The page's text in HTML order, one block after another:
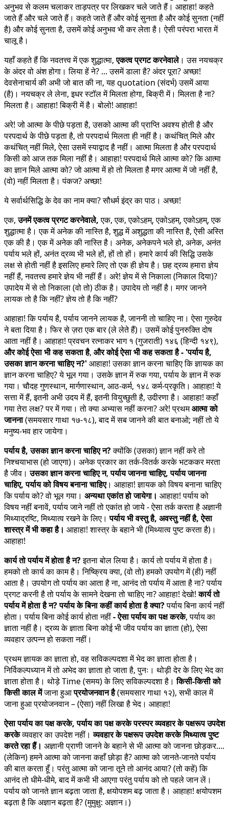
अनुभव से कलम चलाकर ताड़पत्र पर लिखकर चले जाते हैं। आहाहा! कहते
जाते हैं और चले जाते हैं। कहते जाते हैं और कोई सुनता है और कोई सुनता (नहीं
है) और कोई सुनता है, उसमें कोई अनुभव भी कर लेता है। ऐसी परंपरा भारत में
चालू है।
यहाँ कहते हैं कि नवतत्त्व में एक शुद्धात्मा,एकत्व प्रगट करनेवाले। उस नयचक्र
के अंदर वो अंश होगा। लिया हें ने? ... उसमें डाला है? अंदर पूरा? अच्छा!
देवसेनाचार्य की अभी जो बात की ना, यह quotation (संदर्भ) उसमें आया
(है)। नयचक्र ले लेना, इधर स्टॉल में मिलता होगा, बिक्री में। मिलता है ना?
मिलता है। आहाहा! बिक्री में है। बोलो! आहाहा!
अरे! जो आत्मा के पीछे पड़ता है, उसको आत्मा की प्राप्ति अवश्य होती है और
परपदार्थ के पीछे पड़ता है, तो परपदार्थ मिलता ही नहीं है। कथंचित् मिले और
कथंचित् नहीं मिले, ऐसा उसमें स्याद्वाद है नहीं। आत्मा मिलता है और परपदार्थ
किसी को आज तक मिला नहीं है। आहाहा! परपदार्थ मिले आत्मा को? कि आत्मा
का ज्ञान मिले आत्मा को? जो आत्मा में हो तो मिलता है मगर आत्मा में जो नहीं है,
(वो) नहीं मिलता है। पंकज? अच्छा!
ये सर्वार्थसिद्धि के देव का नाम क्या? सौधर्म इंद्र का पाठ। अच्छा!
एक,उनमें एकत्व प्रगट करनेवाले,एक, एक, एकोऽहम्, एकोऽहम्, एकोऽहम्, एक
शुद्धात्मा है। एक में अनेक की नास्ति है, शुद्ध में अशुद्धता की नास्ति है, ऐसी अस्ति
एक की है। एक में अनेक की नास्ति है। अनेक, अनेकपने भले हो, अनेक, अनंत
पर्याय भले हों, अनंत द्रव्य भी भले हों, हों तो हों। हमारे कार्य की सिद्धि उसके
लक्ष से होती नहीं है इसलिए हमारे लिए तो एक ही ज्ञेय है। छह द्रव्य हमारा ज्ञेय
नहीं हैं, नवतत्त्व हमारे ज्ञेय भी नहीं हैं। अरे! ज्ञेय में से निकाला (निकाल दिया)?
उपादेय में से तो निकाला (वो तो) ठीक है। उपादेय तो नहीं है। मगर जानने
लायक तो है कि नहीं? ज्ञेय तो है कि नहीं?
आहाहा! कि पर्याय है, पर्याय जानने लायक है, जाननी तो चाहिए ना। ऐसा गुरुदेव
ने बता दिया है। फिर से ज़रा एक बार (ले लेते हैं)। उसमें कोई पुनरुक्ति दोष
आता नहीं है। आहाहा! प्रवचन रत्नाकर भाग १ (गुजराती) १४६ (हिन्दी १४९),
और कोई ऐसा भी कह सकता है, और कोई ऐसा भी कह सकता है - 'पर्याय है,
उसका ज्ञान करना चाहिए न?'आहाहा! उसका ज्ञान करना चाहिए कि ज्ञायक का
ज्ञान करना चाहिए? ये भूल गया। उसके ज्ञान में रुक गया, पर्याय के ज्ञान में रुक
गया। चौदह गुणस्थान, मार्गणास्थान, आठ-कर्म, १४८ कर्म-प्रकृति। आहाहा! ये
सत्ता में हैं, इतनी अभी उदय में हैं, इतनी वियुच्छुती है, उदीरणा है। आहाहा! कहाँ
गया तेरा लक्ष? पर में गया। तो क्या अभ्यास नहीं करना? अरे! प्रथमआत्मा को
जानना(समयसार गाथा १७-१८), बाद में सब जानने की बात बनाओ; नहीं तो ये
मनुष्य-भव हार जायेगा।
पर्याय है, उसका ज्ञान करना चाहिए न?क्योंकि (उसका) ज्ञान नहीं करे तो
निश्चयाभास (हो जाएगा)। अनेक प्रकार का तर्क-वितर्क करके भटककर मरता
है जीव।उसका ज्ञान करना चाहिए न,पर्याय जानना चाहिए, पर्याय जानना
चाहिए, पर्याय को विषय बनाना चाहिए। आहाहा! ज्ञायक को विषय बनाना चाहिए
कि पर्याय को? वो भूल गया। अन्यथा एकांत हो जायेगा। आहाहा! पर्याय को
विषय नहीं बनावें, पर्याय जाने नहीं तो एकांत हो जाये - ऐसा तर्क करता है अज्ञानी
मिथ्याद्रष्टि, मिथ्यात्व रखने के लिए।पर्याय भी वस्तु है, अवस्तु नहीं है, ऐसा
शास्त्र में भी कहा है। आहाहा! शास्त्र के बहाने भी (मिथ्यात्व पुष्ट करता है)।
आहाहा!
कार्य तो पर्याय में होता है न?इतना बोल लिया है। कार्य तो पर्याय में होता है।
हमको तो कार्य का काम है। निष्क्रिय क्या, (वो तो) हमको उपयोग में (ही) नहीं
आता है। उपयोग तो पर्याय का आता है ना, आनंद तो पर्याय में आता है ना? पर्याय
प्रगट करनी है तो पर्याय के सामने देखना तो चाहिए ना? आहाहा! देखो!कार्य तो
पर्याय में होता है न? पर्याय के बिना कहीं कार्य होता है क्या?पर्याय बिना कार्य नहीं
होता। पर्याय बिना कोई कार्य होता नहीं- ऐसा पर्याय का पक्ष करके, पर्याय का
ज्ञाता नहीं है। द्रव्य के ज्ञाता बिना कोई भी जीव पर्याय का ज्ञाता (हो), ऐसा
व्यवहार उत्पन्न हो सकता नहीं।
प्रथम ज्ञायक का ज्ञाता हो, वह सविकल्पदशा में भेद का ज्ञाता होता है।
निर्विकल्पध्यान में तो अभेद का ज्ञाता हो जाता है, पुनः। थोड़ी देर के लिए भेद का
ज्ञाता होता है। थोड़े Time (समय) के लिए सविकल्पदशा है।किसी-किसी को
किसी काल मेंजाना हुआप्रयोजनवान है(समयसार गाथा १२), सभी काल में
जाना हुआ प्रयोजनवान – (ऐसा) नहीं लिखा है भेद। आहाहा!
ऐसा पर्याय का पक्ष करके, पर्याय का पक्ष करके परस्पर व्यवहार के पक्षरूप उपदेश
करकेव्यवहार का उपदेश नहीं।व्यवहार के पक्षरूपउपदेश करके मिथ्यात्व पुष्ट
करते रहा हैं। अज्ञानी प्राणी जानने के बहाने से भी आत्मा को जानना छोड़कर....
(लेकिन) हमने आत्मा को जानना कहाँ छोड़ा है? आत्मा को जानते-जानते पर्याय
की बात करता हूँ। परंतु आत्मा को जाना तूने तो आनंद आया? (तो कहें) कि
आनंद तो धीमे-धीमे, बाद में कभी भी आएगा परंतु पर्याय को तो पहले जान लें।
पर्याय को जानते ज्ञान बढ़ता जाता है, क्षयोपशम बढ़ जाता है। आहाहा! क्षयोपशम
बढ़ता है कि अज्ञान बढ़ता है? (मुमुक्षु: अज्ञान।)